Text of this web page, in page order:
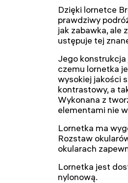
Dzięki lornetce
prawdziwy
jak zabawka, ale
ustępuje tej
Jego
czemu lornetka
wysokiej jakości
kontrastowy, a
Wykonana z
elementami nie
Lornetka ma
Rozstaw
okularach
Lornetka jest
nylonową.